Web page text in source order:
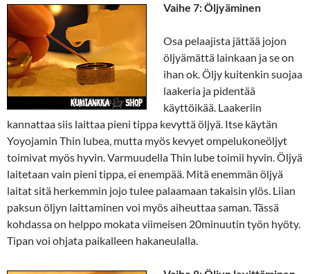
Vaihe 7: Öljyäminen
Osa pelaajista jättää jojon
öljyämättä lainkaan ja se on
ihan ok. Öljy kuitenkin suojaa
laakeria ja pidentää
käyttöikää. Laakeriin
kannattaa siis laittaa pieni tippa kevyttä öljyä. Itse käytän
Yoyojamin Thin lubea, mutta myös kevyet ompelukoneöljyt
toimivat myös hyvin. Varmuudella Thin lube toimii hyvin. Öljyä
laitetaan vain pieni tippa, ei enempää. Mitä enemmän öljyä
laitat sitä herkemmin jojo tulee palaamaan takaisin ylös. Liian
paksun öljyn laittaminen voi myös aiheuttaa saman. Tässä
kohdassa on helppo mokata viimeisen 20minuutin työn hyöty.
Tipan voi ohjata paikalleen hakaneulalla.